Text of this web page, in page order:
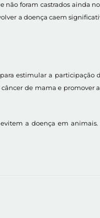
foram castrados ainda
a doença caem
estimular a
de mama e promover
a doença em